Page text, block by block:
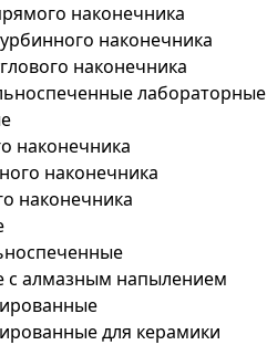
наконечника
наконечника
наконечника
лабораторные
наконечника
наконечника
наконечника
с алмазным напылением
для керамики